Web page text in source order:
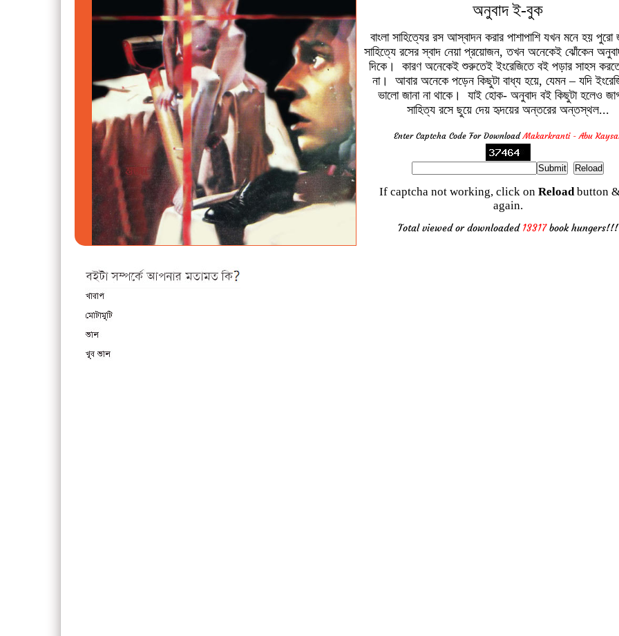
অনুবাদ ই-বুক
বাংলা সাহিত্যের রস আস্বাদন করার পাশাপাশি যখন মনে হয়
সাহিত্যে রসের স্বাদ নেয়া প্রয়োজন, তখন অনেকেই ঝোঁকেন
দিকে। কারণ অনেকেই শুরুতেই ইংরেজিতে বই পড়ার সাহস
না। আবার অনেকে পড়েন কিছুটা বাধ্য হয়ে, যেমন – যদি
ভালো জানা না থাকে। যাই হোক- অনুবাদ বই কিছুটা হলেও
সাহিত্য রসে ছুয়ে দেয় হৃদয়ের অন্তরের অন্তস্থল...
Enter Captcha Code For Download Makarkranti - Abu
If captcha not working, click on Reloadbutton
again.
Total viewed or downloaded 13317book hungers!!!